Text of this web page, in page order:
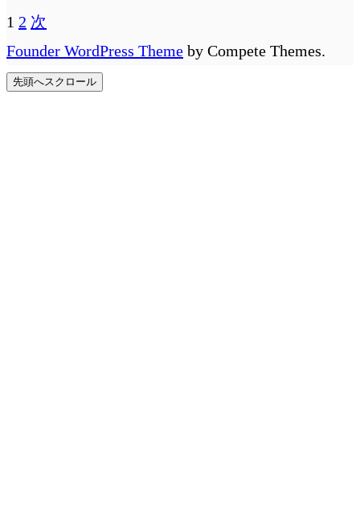
1 2 次
Founder WordPress Theme by Compete Themes.
先頭へスクロール